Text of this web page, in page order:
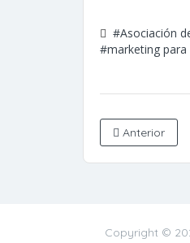
#Asociación
#marketing
Anterior
Copyright ©